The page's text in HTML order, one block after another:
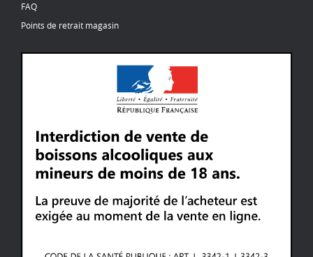
FAQ
Points de retrait magasin